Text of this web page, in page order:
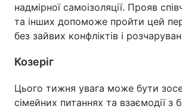
надмірної самоізоляції. Прояв
та інших допоможе пройти цей
без зайвих конфліктів і
Козеріг
Цього тижня увага може бути
сімейних питаннях та взаємодії з